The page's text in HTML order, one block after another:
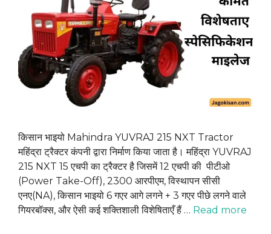
किसान भाइयो Mahindra YUVRAJ 215 NXT Tractor
महिंद्रा ट्रैक्टर कंपनी द्वारा निर्माण किया जाता है। महिंद्रा YUVRAJ
215 NXT 15 एचपी का ट्रैक्टर है जिसमें 12 एचपी की पीटीओ
(Power Take-Off), 2300 आरपीएम, विस्थापन सीसी
एनए(NA), किसान भाइयो 6 गएर आगे लगने + 3 गएर पीछे लगने वाले
गियरबॉक्स, और ऐसी कई शक्तिशाली विशेषिताएँ हैं … Read more